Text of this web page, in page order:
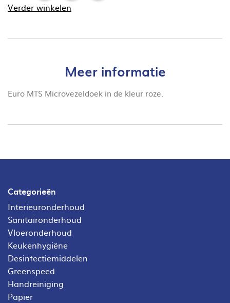
Verder winkelen
Meer informatie
Euro MTS Microvezeldoek in de kleur roze.
Categorieën
Interieuronderhoud
Sanitaironderhoud
Vloeronderhoud
Keukenhygiëne
Desinfectiemiddelen
Greenspeed
Handreiniging
Papier